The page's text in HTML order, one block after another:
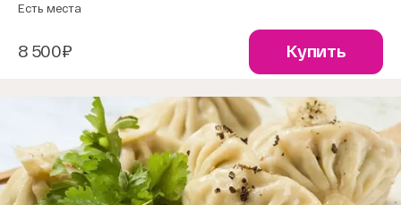
Есть места
8 500₽ Купить